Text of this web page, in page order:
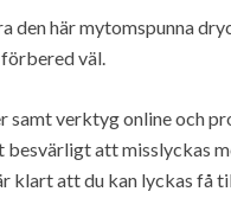
den här mytomspunna
väl.
samt verktyg online och
att misslyckas
klart att du kan lyckas få